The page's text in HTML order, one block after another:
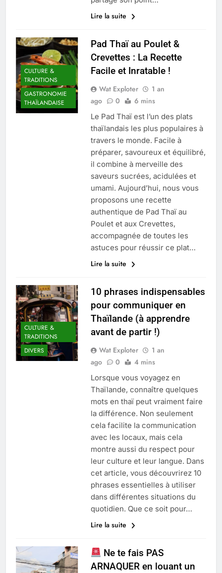
Lire la suite
CULTURE &
TRADITIONS
GASTRONOMIE
THAÏLANDAISE
Pad Thaï au Poulet &
Crevettes : La Recette
Facile et Inratable !
Wat Exploter
1 an
ago
0 6 mins
Le Pad Thaï est l’un des plats
thaïlandais les plus populaires à
travers le monde. Facile à
préparer, savoureux et équilibré,
il combine à merveille des
saveurs sucrées, acidulées et
umami. Aujourd’hui, nous vous
proposons une recette
authentique de Pad Thaï au
Poulet et aux Crevettes,
accompagnée de toutes les
astuces pour réussir ce plat…
Lire la suite
CULTURE &
TRADITIONS
DIVERS
10 phrases indispensables
pour communiquer en
Thaïlande (à apprendre
avant de partir !)
Wat Exploter
1 an
ago
0 4 mins
Lorsque vous voyagez en
Thaïlande, connaître quelques
mots en thaï peut vraiment faire
la différence. Non seulement
cela facilite la communication
avec les locaux, mais cela
montre aussi du respect pour
leur culture et leur langue. Dans
cet article, vous découvrirez 10
phrases essentielles à utiliser
dans différentes situations du
quotidien. Que ce soit pour…
Lire la suite
Ne te fais PAS
ARNAQUER en louant un